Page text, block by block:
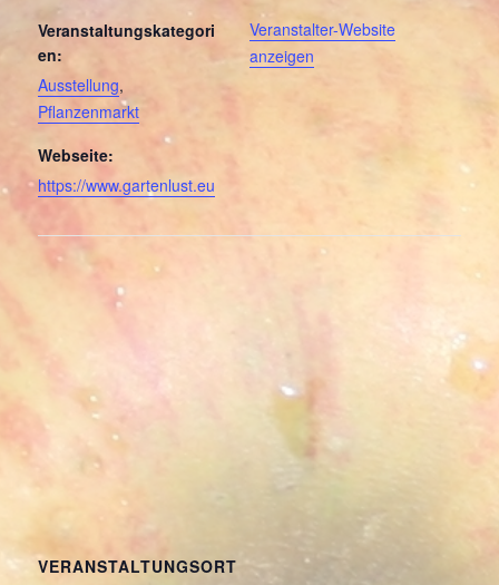
Veranstaltungskategori
en:
Ausstellung,
Pflanzenmarkt
Webseite:
https://www.gartenlust.eu
Veranstalter-Website
anzeigen
VERANSTALTUNGSORT